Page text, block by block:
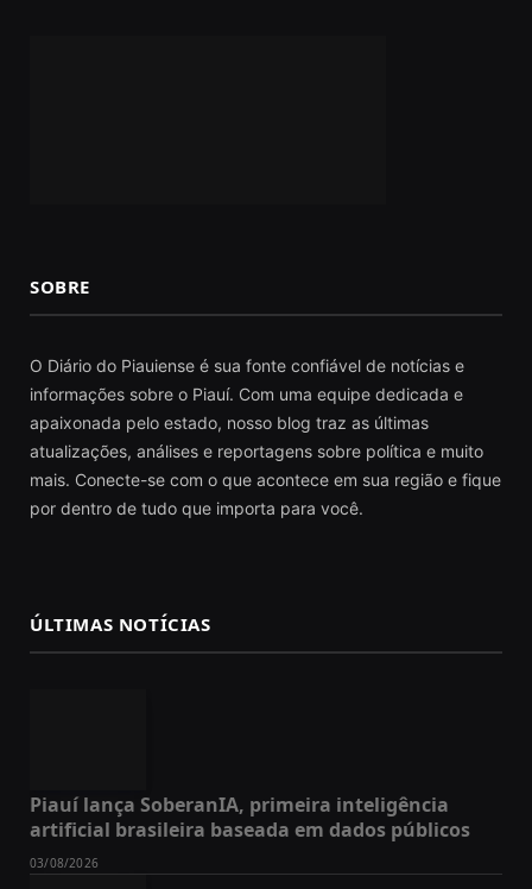
SOBRE
O Diário do Piauiense é sua fonte confiável de notícias e
informações sobre o Piauí. Com uma equipe dedicada e
apaixonada pelo estado, nosso blog traz as últimas
atualizações, análises e reportagens sobre política e muito
mais. Conecte-se com o que acontece em sua região e fique
por dentro de tudo que importa para você.
ÚLTIMAS NOTÍCIAS
Piauí lança SoberanIA, primeira inteligência
artificial brasileira baseada em dados públicos
03/08/2026